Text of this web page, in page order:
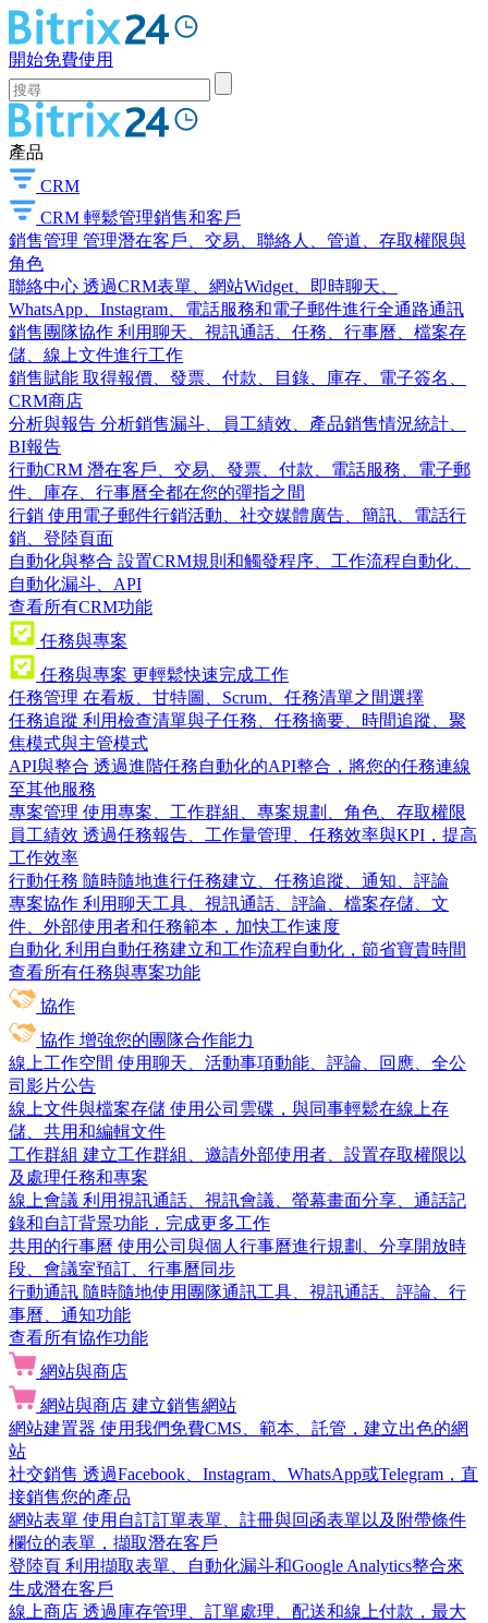
開始免費使用
產品
CRM
CRM 輕鬆管理銷售和客戶
銷售管理 管理潛在客戶、交易、聯絡人、管道、存取權限與
角色
聯絡中心 透過CRM表單、網站Widget、即時聊天、
WhatsApp、Instagram、電話服務和電子郵件進行全通路通訊
銷售團隊協作 利用聊天、視訊通話、任務、行事曆、檔案存
儲、線上文件進行工作
銷售賦能 取得報價、發票、付款、目錄、庫存、電子簽名、
CRM商店
分析與報告 分析銷售漏斗、員工績效、產品銷售情況統計、
BI報告
行動CRM 潛在客戶、交易、發票、付款、電話服務、電子郵
件、庫存、行事曆全都在您的彈指之間
行銷 使用電子郵件行銷活動、社交媒體廣告、簡訊、電話行
銷、登陸頁面
自動化與整合 設置CRM規則和觸發程序、工作流程自動化、
自動化漏斗、API
查看所有CRM功能
任務與專案
任務與專案 更輕鬆快速完成工作
任務管理 在看板、甘特圖、Scrum、任務清單之間選擇
任務追蹤 利用檢查清單與子任務、任務摘要、時間追蹤、聚
焦模式與主管模式
API與整合 透過進階任務自動化的API整合，將您的任務連線
至其他服務
專案管理 使用專案、工作群組、專案規劃、角色、存取權限
員工績效 透過任務報告、工作量管理、任務效率與KPI，提高
工作效率
行動任務 隨時隨地進行任務建立、任務追蹤、通知、評論
專案協作 利用聊天工具、視訊通話、評論、檔案存儲、文
件、外部使用者和任務範本，加快工作速度
自動化 利用自動任務建立和工作流程自動化，節省寶貴時間
查看所有任務與專案功能
協作
協作 增強您的團隊合作能力
線上工作空間 使用聊天、活動事項動能、評論、回應、全公
司影片公告
線上文件與檔案存儲 使用公司雲碟，與同事輕鬆在線上存
儲、共用和編輯文件
工作群組 建立工作群組、邀請外部使用者、設置存取權限以
及處理任務和專案
線上會議 利用視訊通話、視訊會議、螢幕畫面分享、通話記
錄和自訂背景功能，完成更多工作
共用的行事曆 使用公司與個人行事曆進行規劃、分享開放時
段、會議室預訂、行事曆同步
行動通訊 隨時隨地使用團隊通訊工具、視訊通話、評論、行
事曆、通知功能
查看所有協作功能
網站與商店
網站與商店 建立銷售網站
網站建置器 使用我們免費CMS、範本、託管，建立出色的網
站
社交銷售 透過Facebook、Instagram、WhatsApp或Telegram，直
接銷售您的產品
網站表單 使用自訂訂單表單、註冊與回函表單以及附帶條件
欄位的表單，擷取潛在客戶
登陸頁 利用擷取表單、自動化漏斗和Google Analytics整合來
生成潛在客戶
線上商店 透過庫存管理、訂單處理、配送和線上付款，最大